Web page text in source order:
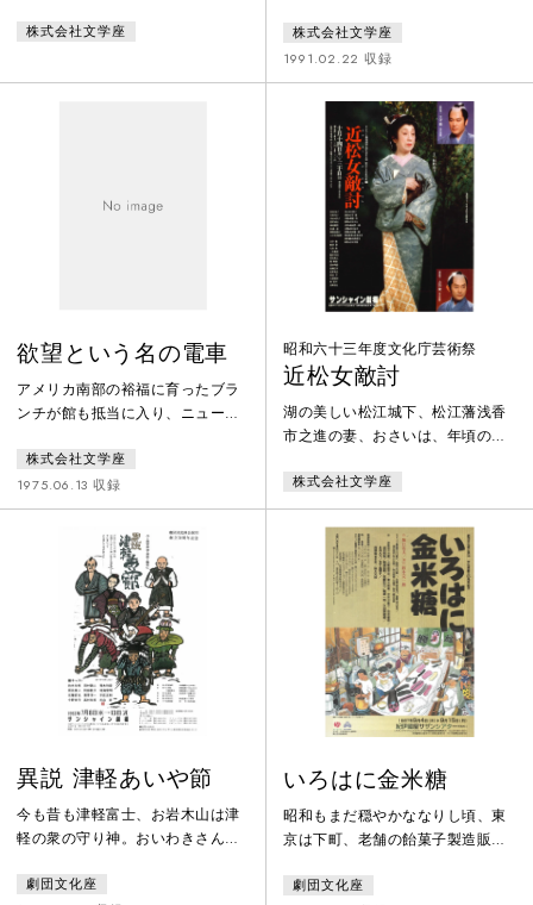
している。ここはめったに人の通
てきた41歳のセールスマン風の
うち、ごみバケツから一本のドラ
株式会社文学座
た娘たちと飲み明かそうとこの村
までやってきたのだが、娘たちに
放り出されて一夜の宿を求めて歩
き回るはめに。最終列車は出てし
まい、寒さに耐えかねた二人はサ
ラファーノフ家の扉をたたく。
サラファーノフ家はサラファーノ
フと娘のニーナ、息子のワーセン
カの三人家族。他に泊めてくれる
家はなく、プスイギンは思いつい
た出まかせ
株式会社文学座
1991.02.22 収録
欲望という名の電車
アメリカ南部の裕福に育ったブラ
ンチが館も抵当に入り、ニューオ
せる。彼女はステラの夫、スタン
リーを口汚く罵るが……。やがて
英語の教師だということが嘘であ
ると発覚し、そこから芋づる式に
彼女の過去が明かされる。しか
し、それを認めることができない
ブランチはますます大きな嘘をつ
き、ついには精神を病んでしま
う……。
株式会社文学座
1975.06.13 収録
昭和六十三年度文化庁芸術祭
近松女敵討
湖の美しい松江城下、松江藩浅香
市之進の妻、おさいは、年頃の娘
の三人で、主人の江戸詰めの留守
をしっかり守っていた。一方「鑓
の権三」とうたわれるほどの武芸
の達人笹野権三は誰からも愛され
る藩内随一の美丈夫である。この
頃凶作が続き藩財政も苦しく青年
武士たちにとっての出世栄達の途
はすでに武芸にはなく、茶道など
の遊芸にわずかなチャンスを狙う
よりほかはない。権三もまた例外
ではなかっ
株式会社文学座
異説 津軽あいや節
今も昔も津軽富士、お岩木山は津
軽の衆の守り神。おいわきさんの
た。戦乱の世が続き、織田・豊
劇団文化座
いろはに金米糖
昭和もまだ穏やかななりし頃、東
京は下町、老舗の飴菓子製造販売
久四郎は一向に店を顧みないばか
劇団文化座